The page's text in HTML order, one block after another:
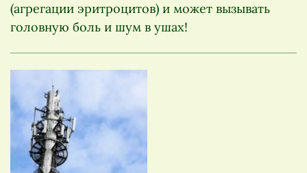
(агрегации эритроцитов) и может вызывать
головную боль и шум в ушах!